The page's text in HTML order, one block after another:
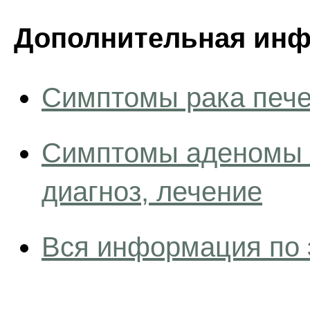
Дополнительная
Симптомы рака
Симптомы аденомы
диагноз, лечение
Вся информация по